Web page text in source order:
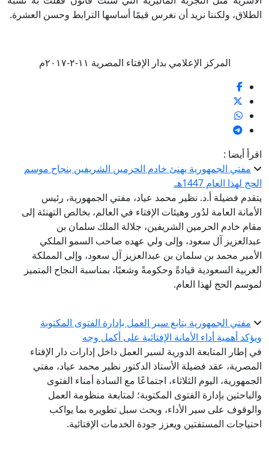
الطلاق، ولكننا نريد أن نغرس قيمًا أساسها الترابط وحسن العشرة.
المركز الإعلامي بدار الإفتاء المصرية ١١-٢-٢٠١٧م
اقرأ أيضا :
مفتي الجمهورية يهنئ خادم الحرمين الشريفين بنجاح موسم
الحج لهذا العام 1447هـ
يتقدم فضيلة أ.د. نظير محمد عياد، مفتي الجمهورية، رئيس
الأمانة العامة لدُور وهيئات الإفتاء في العالم، بخالص التهنئة إلى
مقام خادم الحرمين الشريفين، جلالة الملك سلمان بن
عبدالعزيز آل سعود، وإلى ولي عهده صاحب السمو الملكي
الأمير محمد بن سلمان بن عبدالعزيز آل سعود، وإلى المملكة
العربية السعودية قيادةً وحكومةً وشعبًا، بمناسبة النجاح المتميز
لموسم الحج لهذا العام.
مفتي الجمهورية يتابع سير العمل بإدارة الفتوى المكتوبة
ويؤكد أهمية أداء الأمانة الإفتائية على أكمل وجه
في إطار المتابعة الدورية لسير العمل داخل إدارات دار الإفتاء
المصرية، عقد فضيلة الأستاذ الدكتور نظير محمد عياد، مفتي
الجمهورية، اليوم الثلاثاء، اجتماعًا مع السادة أمناء الفتوى
والباحثين بإدارة الفتوى المكتوبة؛ لمتابعة منظومة العمل
والوقوف على سير الأداء، وبحث سبل تطويره بما يواكب
احتياجات المستفتين ويعزز جودة الخدمات الإفتائية.